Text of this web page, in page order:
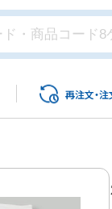
再注文・注